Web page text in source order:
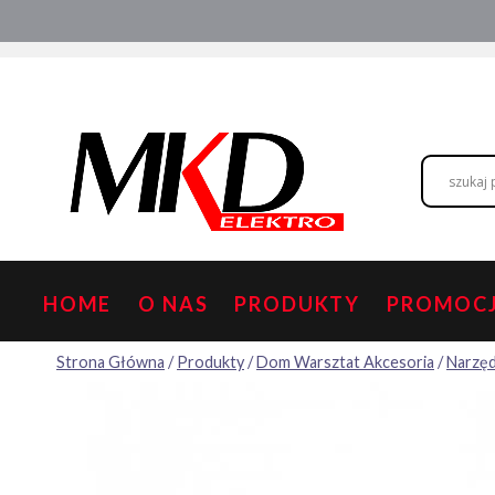
do
HOME O NAS PRODUKTY
Strona Główna / Produkty/Dom Warsztat Akcesoria /